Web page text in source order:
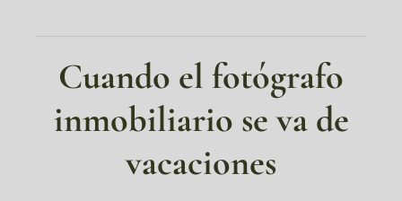
Cuando el fotógrafo
inmobiliario se va de
vacaciones